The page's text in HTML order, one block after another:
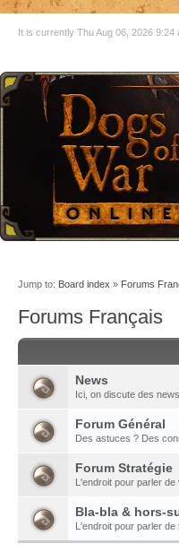
It is currently Thu Aug 06, 2026 9:24
Jump to: Board index » Forums
Forums Français
News
Ici, on discute des
Forum Général
Des astuces ? Des
Forum Stratégie
L'endroit pour parler
Bla-bla & hors-
L'endroit pour parler de